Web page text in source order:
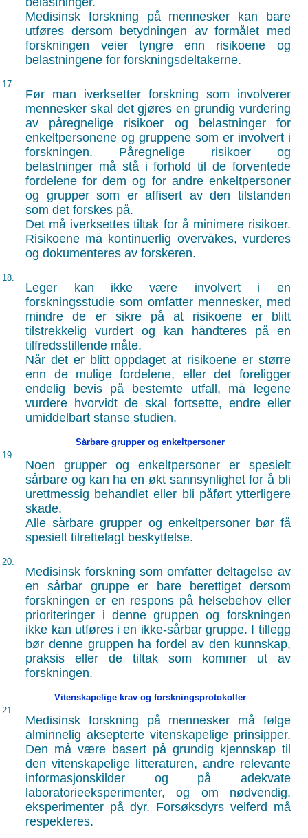
Medisinsk forskning på mennesker kan bare
utføres dersom betydningen av formålet med
forskningen veier tyngre enn risikoene og
belastningene for forskningsdeltakerne.
17.
Før man iverksetter forskning som involverer
mennesker skal det gjøres en grundig vurdering
av påregnelige risikoer og belastninger for
enkeltpersonene og gruppene som er involvert i
forskningen. Påregnelige risikoer og
belastninger må stå i forhold til de forventede
fordelene for dem og for andre enkeltpersoner
og grupper som er affisert av den tilstanden
som det forskes på.
Det må iverksettes tiltak for å minimere risikoer.
Risikoene må kontinuerlig overvåkes, vurderes
og dokumenteres av forskeren.
18.
Leger kan ikke være involvert i en
forskningsstudie som omfatter mennesker, med
mindre de er sikre på at risikoene er blitt
tilstrekkelig vurdert og kan håndteres på en
tilfredsstillende måte.
Når det er blitt oppdaget at risikoene er større
enn de mulige fordelene, eller det foreligger
endelig bevis på bestemte utfall, må legene
vurdere hvorvidt de skal fortsette, endre eller
umiddelbart stanse studien.
Sårbare grupper og enkeltpersoner
19.
Noen grupper og enkeltpersoner er spesielt
sårbare og kan ha en økt sannsynlighet for å bli
urettmessig behandlet eller bli påført ytterligere
skade.
Alle sårbare grupper og enkeltpersoner bør få
spesielt tilrettelagt beskyttelse.
20.
Medisinsk forskning som omfatter deltagelse av
en sårbar gruppe er bare berettiget dersom
forskningen er en respons på helsebehov eller
prioriteringer i denne gruppen og forskningen
ikke kan utføres i en ikke-sårbar gruppe. I tillegg
bør denne gruppen ha fordel av den kunnskap,
praksis eller de tiltak som kommer ut av
forskningen.
Vitenskapelige krav og forskningsprotokoller
21.
Medisinsk forskning på mennesker må følge
alminnelig aksepterte vitenskapelige prinsipper.
Den må være basert på grundig kjennskap til
den vitenskapelige litteraturen, andre relevante
informasjonskilder og på adekvate
laboratorieeksperimenter, og om nødvendig,
eksperimenter på dyr. Forsøksdyrs velferd må
respekteres.